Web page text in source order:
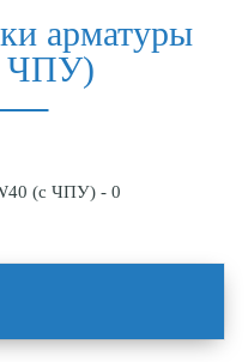
арматуры
ЧПУ)